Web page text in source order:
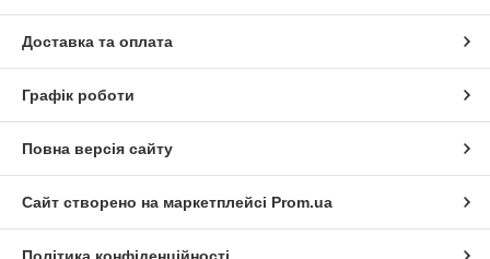
Доставка та оплата
Графік роботи
Повна версія сайту
Сайт створено на маркетплейсі Prom.ua